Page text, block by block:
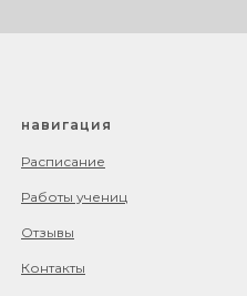
навигация
Расписание
Работы учениц
Отзывы
Контакты